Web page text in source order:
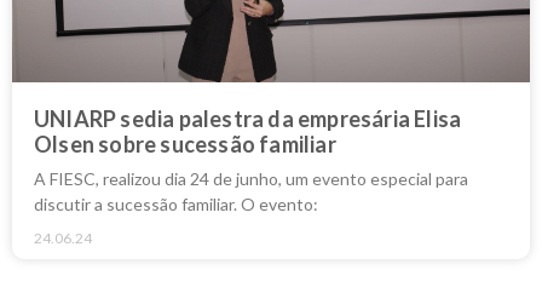
UNIARP sedia palestra da empresária Elisa
Olsen sobre sucessão familiar
A FIESC, realizou dia 24 de junho, um evento especial para
discutir a sucessão familiar. O evento:
24.06.24